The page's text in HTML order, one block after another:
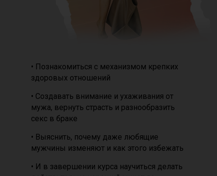
• Познакомиться с механизмом крепких
здоровых отношений
• Создавать внимание и ухаживания от
мужа, вернуть страсть и разнообразить
секс в браке
• Выяснить, почему даже любящие
мужчины изменяют и как этого избежать
• И в завершении курса научиться делать